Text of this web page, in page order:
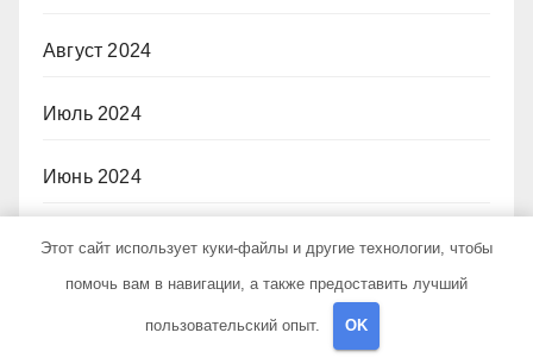
Август 2024
Июль 2024
Июнь 2024
Май 2024
Этот сайт использует куки-файлы и другие технологии, чтобы
помочь вам в навигации, а также предоставить лучший
пользовательский опыт. OK